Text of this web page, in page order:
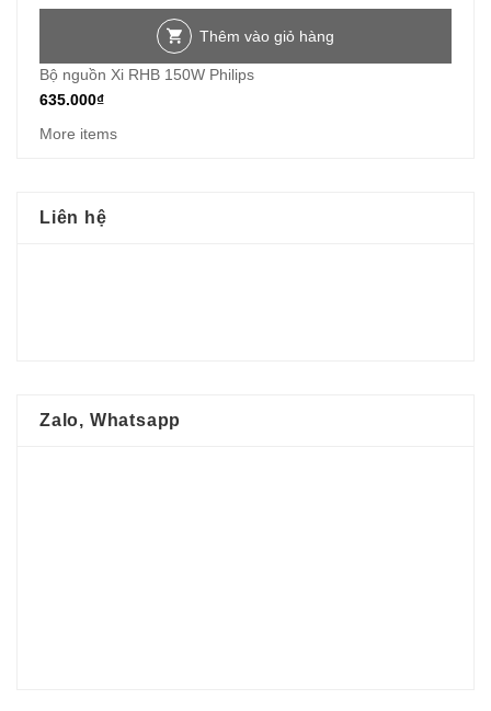
Thêm vào giỏ hàng
Bộ nguồn Xi RHB 150W Philips
635.000₫
More items
Liên hệ
Zalo, Whatsapp